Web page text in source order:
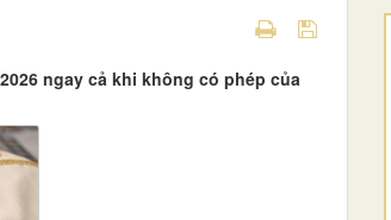
ngay cả khi không có phép của